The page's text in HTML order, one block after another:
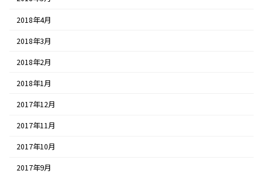
2018年4月
2018年3月
2018年2月
2018年1月
2017年12月
2017年11月
2017年10月
2017年9月